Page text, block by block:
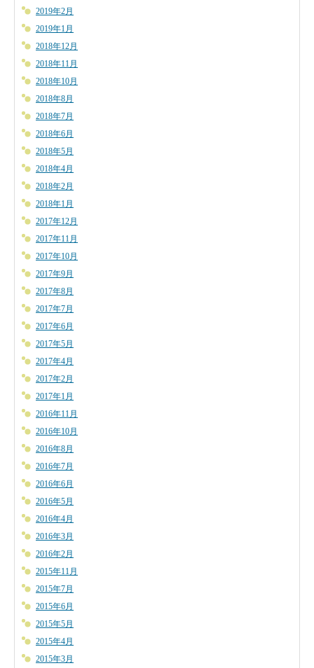
2019年2月
2019年1月
2018年12月
2018年11月
2018年10月
2018年8月
2018年7月
2018年6月
2018年5月
2018年4月
2018年2月
2018年1月
2017年12月
2017年11月
2017年10月
2017年9月
2017年8月
2017年7月
2017年6月
2017年5月
2017年4月
2017年2月
2017年1月
2016年11月
2016年10月
2016年8月
2016年7月
2016年6月
2016年5月
2016年4月
2016年3月
2016年2月
2015年11月
2015年7月
2015年6月
2015年5月
2015年4月
2015年3月